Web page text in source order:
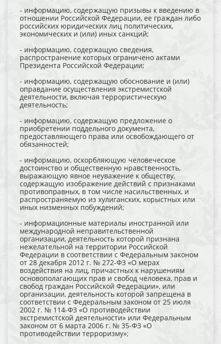
- информацию, содержащую призывы к введению в
отношении Российской Федерации, ее граждан либо
российских юридических лиц политических,
экономических и (или) иных санкций;
- информацию, содержащую сведения,
распространение которых ограничено актами
Президента Российской Федерации;
- информацию, содержащую обоснование и (или)
оправдание осуществления экстремистской
деятельности, включая террористическую
деятельность;
- информацию, содержащую предложение о
приобретении поддельного документа,
предоставляющего права или освобождающего от
обязанностей;
- информацию, оскорбляющую человеческое
достоинство и общественную нравственность,
выражающую явное неуважение к обществу,
содержащую изображение действий с признаками
противоправных, в том числе насильственных, и
распространяемую из хулиганских, корыстных или
иных низменных побуждений;
- информационные материалы иностранной или
международной неправительственной
организации, деятельность которой признана
нежелательной на территории Российской
Федерации в соответствии с Федеральным законом
от 28 декабря 2012 г. № 272-ФЗ «О мерах
воздействия на лиц, причастных к нарушениям
основополагающих прав и свобод человека, прав и
свобод граждан Российской Федерации», или
организации, деятельность которой запрещена в
соответствии с Федеральным законом от 25 июля
2002 г. № 114-ФЗ «О противодействии
экстремистской деятельности» или Федеральным
законом от 6 марта 2006 г. № 35-ФЗ «О
противодействии терроризму»;